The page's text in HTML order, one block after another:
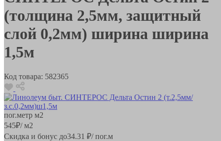
(толщина 2,5мм, защитный
слой 0,2мм) ширина ширина
1,5м
Код товара: 582365
пог.метр м2
545₽/ м2
Скидка и бонус до34.31 ₽/ пог.м